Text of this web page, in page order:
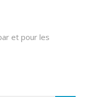
et pour les